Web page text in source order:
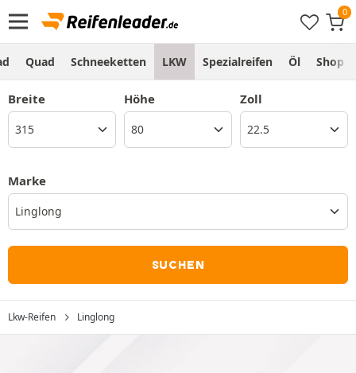
Quad Schneeketten LKW Spezialreifen Öl Shop
Breite Höhe Zoll
Marke
Linglong
SUCHEN
Lkw-Reifen Linglong